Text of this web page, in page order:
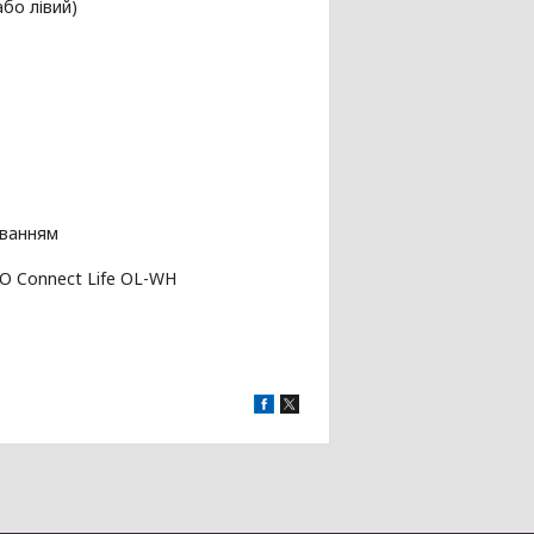
лівий)
Connect Life OL-WH